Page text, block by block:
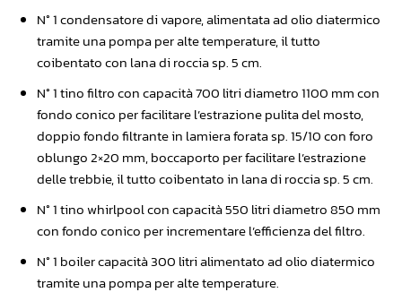
N° 1 condensatore di vapore, alimentata ad olio diatermico
tramite una pompa per alte temperature, il tutto
coibentato con lana di roccia sp. 5 cm.
N° 1 tino filtro con capacità 700 litri diametro 1100 mm con
fondo conico per facilitare l’estrazione pulita del mosto,
doppio fondo filtrante in lamiera forata sp. 15/10 con foro
oblungo 2×20 mm, boccaporto per facilitare l’estrazione
delle trebbie, il tutto coibentato in lana di roccia sp. 5 cm.
N° 1 tino whirlpool con capacità 550 litri diametro 850 mm
con fondo conico per incrementare l’efficienza del filtro.
N° 1 boiler capacità 300 litri alimentato ad olio diatermico
tramite una pompa per alte temperature.